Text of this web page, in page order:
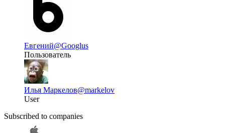
Евгений@Googlus
Пользователь
Илья Маркелов@markelov
User
Subscribed to companies